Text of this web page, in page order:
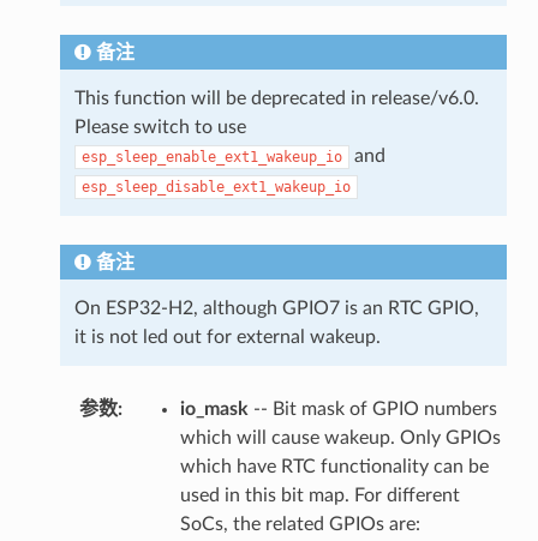
备注
This function will be deprecated in release/v6.0.
Please switch to use
esp_sleep_enable_ext1_wakeup_io and
esp_sleep_disable_ext1_wakeup_io
备注
On ESP32-H2, although GPIO7 is an RTC GPIO,
it is not led out for external wakeup.
参数: io_mask -- Bit mask of GPIO numbers
which will cause wakeup. Only GPIOs
which have RTC functionality can be
used in this bit map. For different
SoCs, the related GPIOs are: